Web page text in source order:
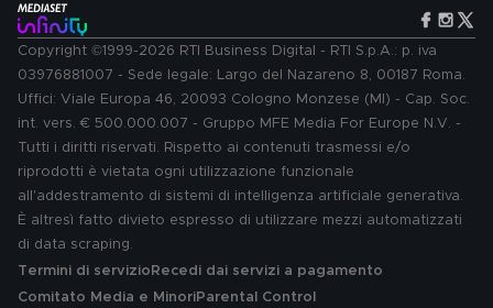
Copyright ©1999-2026 RTI Business Digital - RTI S.p.A.: p. iva
03976881007 - Sede legale: Largo del Nazareno 8, 00187 Roma.
Uffici: Viale Europa 46, 20093 Cologno Monzese (MI) - Cap. Soc.
int. vers. € 500.000.007 - Gruppo MFE Media For Europe N.V. -
Tutti i diritti riservati. Rispetto ai contenuti trasmessi e/o
riprodotti è vietata ogni utilizzazione funzionale
all'addestramento di sistemi di intelligenza artificiale generativa.
È altresì fatto divieto espresso di utilizzare mezzi automatizzati
di data scraping.
Termini di servizio Recedi dai servizi a pagamento
Comitato Media e MinoriParental Control